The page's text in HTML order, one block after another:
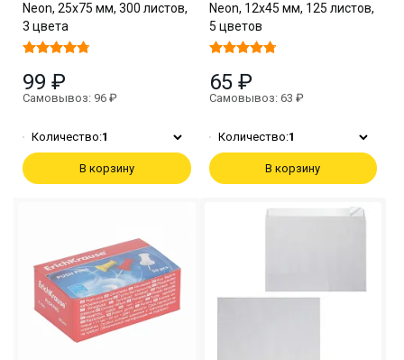
Neon, 25x75 мм, 300 листов,
3 цвета
99 ₽
Самовывоз: 96 ₽
Количество:1
В корзину
Neon, 12х45 мм, 125 листов,
5 цветов
65 ₽
Самовывоз: 63 ₽
Количество:1
В корзину